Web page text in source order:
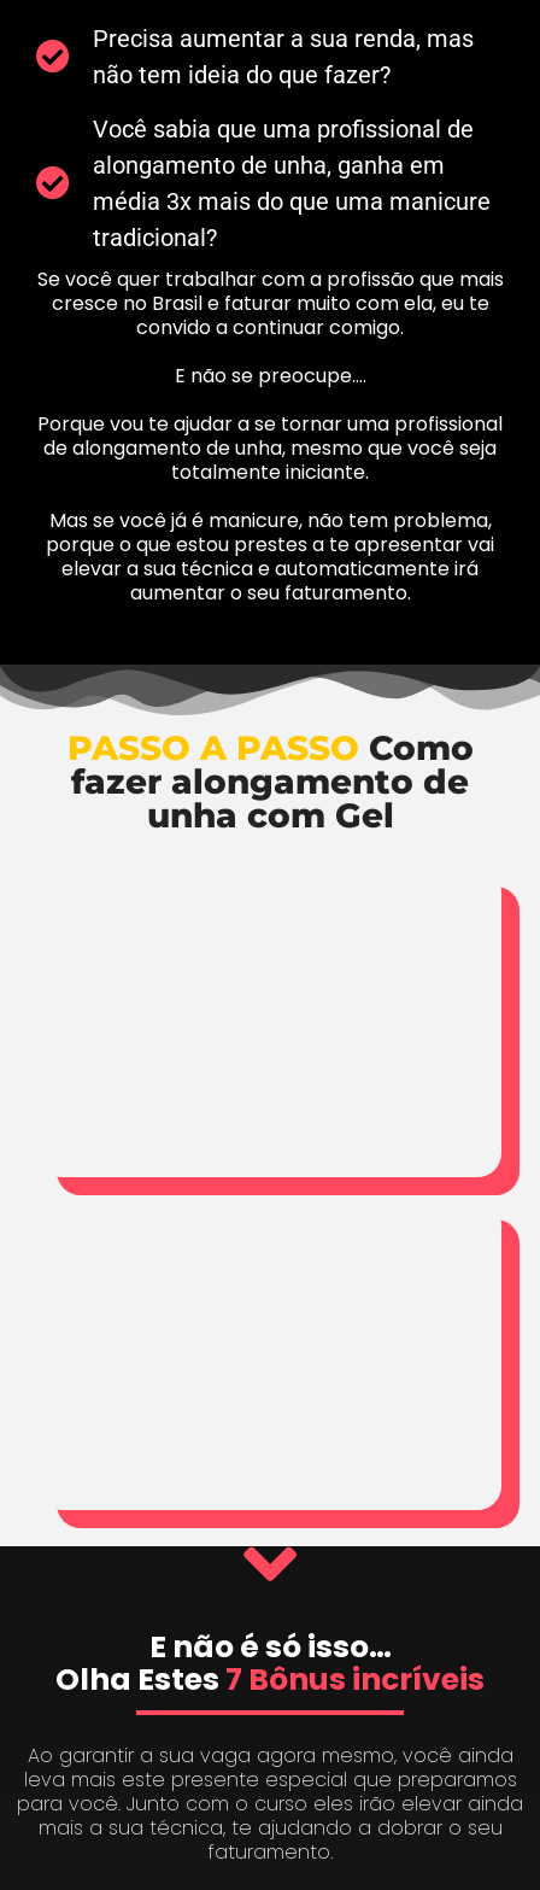
Precisa aumentar a sua renda, mas
não tem ideia do que fazer?
Você sabia que uma profissional de
alongamento de unha, ganha em
média 3x mais do que uma manicure
tradicional?
Se você quer trabalhar com a profissão que mais
cresce no Brasil e faturar muito com ela, eu te
convido a continuar comigo.
E não se preocupe….
Porque vou te ajudar a se tornar uma profissional
de alongamento de unha, mesmo que você seja
totalmente iniciante.
Mas se você já é manicure, não tem problema,
porque o que estou prestes a te apresentar vai
elevar a sua técnica e automaticamente irá
aumentar o seu faturamento.
PASSO A PASSO Como
fazer alongamento de
unha com Gel
E não é só isso…
Olha Estes 7 Bônus incríveis
Ao garantir a sua vaga agora mesmo, você ainda
leva mais este presente especial que preparamos
para você. Junto com o curso eles irão elevar ainda
mais a sua técnica, te ajudando a dobrar o seu
faturamento.